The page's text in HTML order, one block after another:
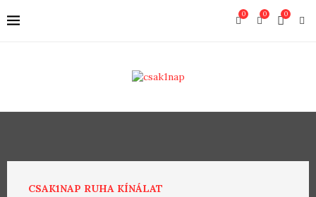
0
0
0
CSAK1NAP RUHA KÍNÁLAT